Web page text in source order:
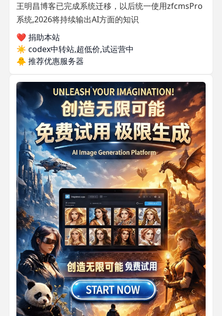
王明昌博客已完成系统迁移，以后统一使用zfcmsPro
系统,2026将持续输出AI方面的知识
❤️ 捐助本站
☀️ codex中转站,超低价,试运营中
🐥 推荐优惠服务器